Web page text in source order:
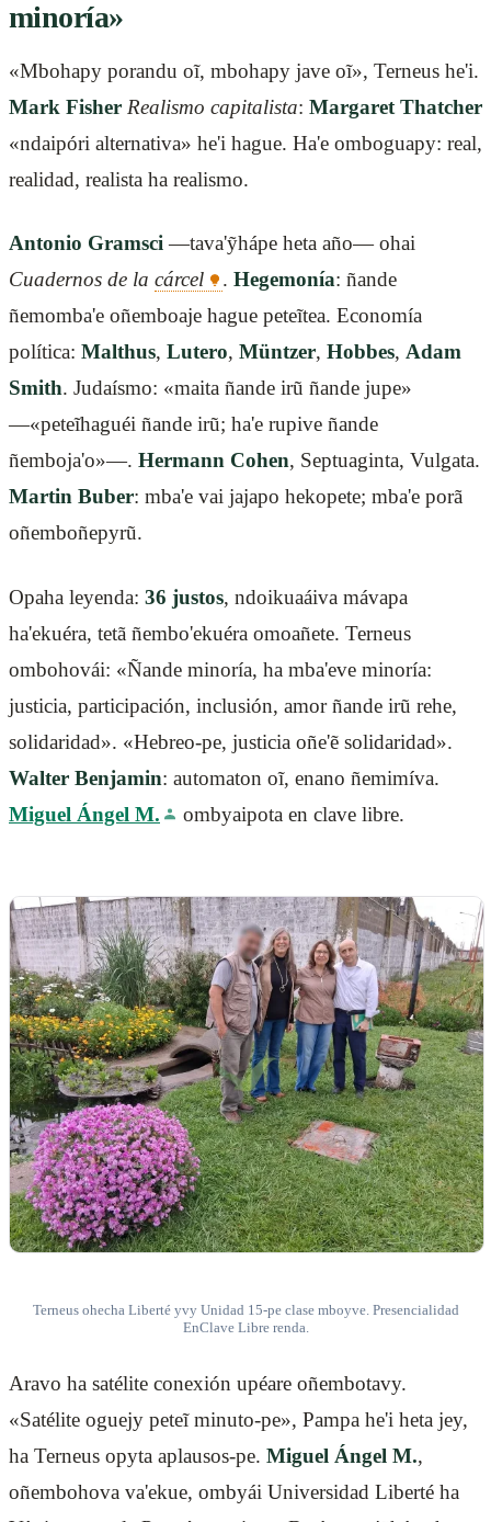
minoría»
«Mbohapy porandu oĩ, mbohapy jave oĩ», Terneus he'i.
Mark Fisher Realismo capitalista: Margaret Thatcher
«ndaipóri alternativa» he'i hague. Ha'e omboguapy: real,
realidad, realista ha realismo.
Antonio Gramsci—tava'ỹhápe heta año— ohai
Cuadernos de la cárcel . Hegemonía: ñande
ñemomba'e oñemboaje hague peteĩtea. Economía
política: Malthus, Lutero, Müntzer, Hobbes, Adam
Smith. Judaísmo: «maita ñande irũ ñande jupe»
—«peteĩhaguéi ñande irũ; ha'e rupive ñande
ñemboja'o»—. Hermann Cohen, Septuaginta, Vulgata.
Martin Buber: mba'e vai jajapo hekopete; mba'e porã
oñemboñepyrũ.
Opaha leyenda: 36 justos, ndoikuaáiva mávapa
ha'ekuéra, tetã ñembo'ekuéra omoañete. Terneus
ombohovái: «Ñande minoría, ha mba'eve minoría:
justicia, participación, inclusión, amor ñande irũ rehe,
solidaridad». «Hebreo-pe, justicia oñe'ẽ solidaridad».
Walter Benjamin: automaton oĩ, enano ñemimíva.
Miguel Ángel M.
ombyaipota en clave libre.
Terneus ohecha Liberté yvy Unidad 15-pe clase mboyve. Presencialidad
EnClave Libre renda.
Aravo ha satélite conexión upéare oñembotavy.
«Satélite oguejy peteĩ minuto-pe», Pampa he'i heta jey,
ha Terneus opyta aplausos-pe. Miguel Ángel M.,
oñembohova va'ekue, ombyái Universidad Liberté ha